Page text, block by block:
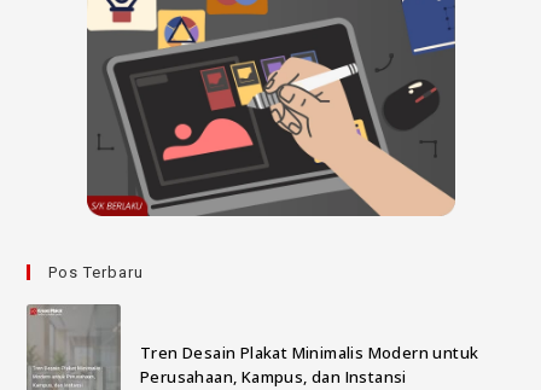
Pos Terbaru
Tren Desain Plakat Minimalis Modern untuk
Perusahaan, Kampus, dan Instansi